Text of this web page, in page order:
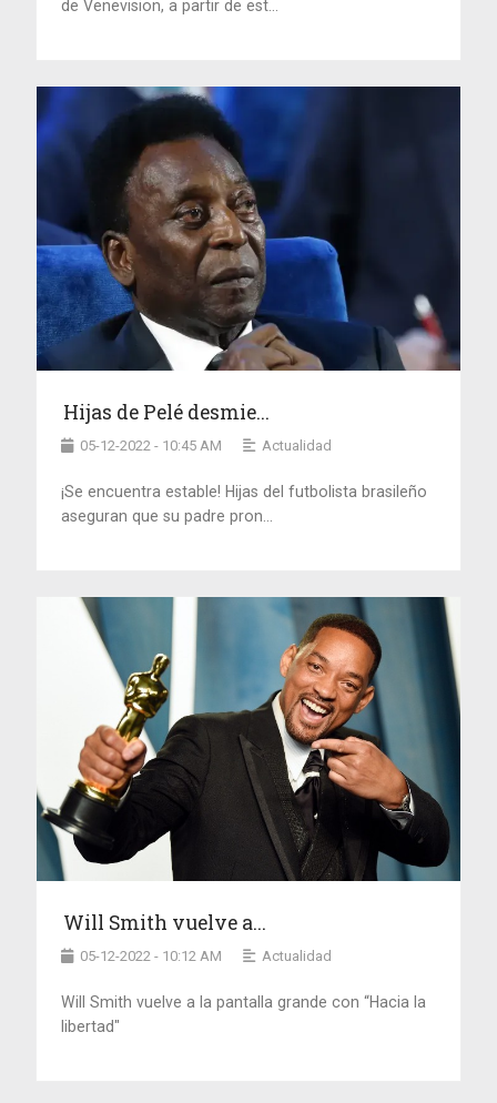
de Venevision, a partir de est...
Hijas de Pelé desmie...
05-12-2022 - 10:45 AM Actualidad
¡Se encuentra estable! Hijas del futbolista brasileño
aseguran que su padre pron...
Will Smith vuelve a...
05-12-2022 - 10:12 AM Actualidad
Will Smith vuelve a la pantalla grande con “Hacia la
libertad"